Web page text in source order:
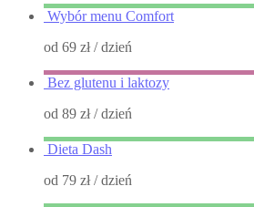
Wybór menu Comfort
od 69 zł/ dzień
Bez glutenu i laktozy
od 89 zł/ dzień
Dieta Dash
od 79 zł/ dzień